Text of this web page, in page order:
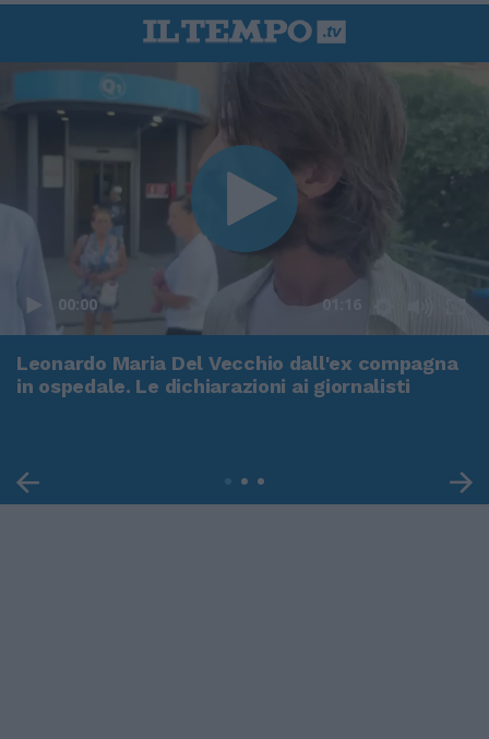
00:00 01:16
Leonardo Maria Del Vecchio dall'ex compagna
in ospedale. Le dichiarazioni ai giornalisti